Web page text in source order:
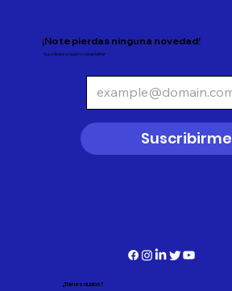
¿Tienes dudas?
¡No te pierdas ninguna novedad!
Suscríbete a nuestro newsletter
Suscribirme